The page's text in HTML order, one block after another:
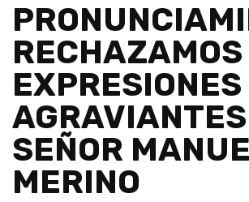
RECHAZAMOS
EXPRESIONES
SEÑOR
MERINO